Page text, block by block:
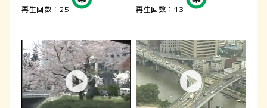
再生回数：25 再生回数：13